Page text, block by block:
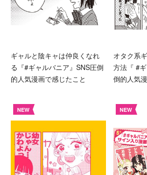
ギャルと陰キャは仲良くなれ
る『#ギャルバニア』SNS圧倒
的人気漫画で感じたこと
オタク系
方法『 #
倒的人気
NEW NEW